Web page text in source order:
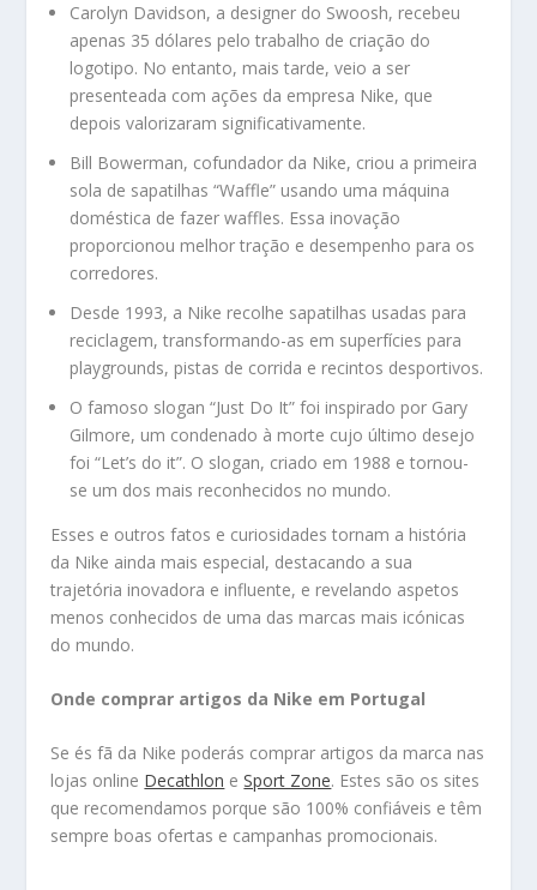
Carolyn Davidson, a designer do Swoosh, recebeu
apenas 35 dólares pelo trabalho de criação do
logotipo. No entanto, mais tarde, veio a ser
presenteada com ações da empresa Nike, que
depois valorizaram significativamente.
Bill Bowerman, cofundador da Nike, criou a primeira
sola de sapatilhas “Waffle” usando uma máquina
doméstica de fazer waffles. Essa inovação
proporcionou melhor tração e desempenho para os
corredores.
Desde 1993, a Nike recolhe sapatilhas usadas para
reciclagem, transformando-as em superfícies para
playgrounds, pistas de corrida e recintos desportivos.
O famoso slogan “Just Do It” foi inspirado por Gary
Gilmore, um condenado à morte cujo último desejo
foi “Let’s do it”. O slogan, criado em 1988 e tornou-
se um dos mais reconhecidos no mundo.
Esses e outros fatos e curiosidades tornam a história
da Nike ainda mais especial, destacando a sua
trajetória inovadora e influente, e revelando aspetos
menos conhecidos de uma das marcas mais icónicas
do mundo.
Onde comprar artigos da Nike em Portugal
Se és fã da Nike poderás comprar artigos da marca nas
lojas online Decathlon eSport Zone. Estes são os sites
que recomendamos porque são 100% confiáveis e têm
sempre boas ofertas e campanhas promocionais.